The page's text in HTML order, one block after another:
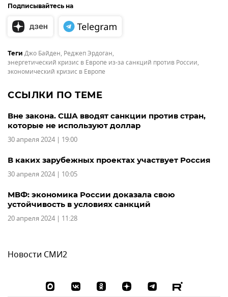
Подписывайтесь на
Теги Джо Байден, Реджеп Эрдоган,
энергетический кризис в Европе из-за санкций против России,
экономический кризис в Европе
ССЫЛКИ ПО ТЕМЕ
Вне закона. США вводят санкции против стран,
которые не используют доллар
30 апреля 2024 | 19:00
В каких зарубежных проектах участвует Россия
30 апреля 2024 | 10:05
МВФ: экономика России доказала свою
устойчивость в условиях санкций
20 апреля 2024 | 11:28
Новости СМИ2